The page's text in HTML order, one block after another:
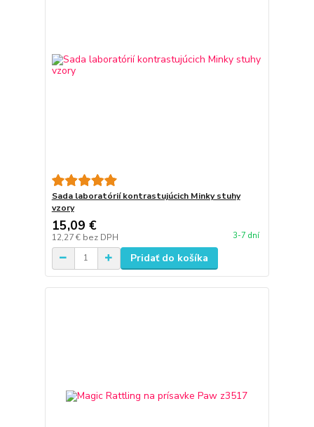
Sada laboratórií kontrastujúcich Minky stuhy
vzory
15,09 €
12,27 € bez DPH 3-7 dní
Pridať do košíka